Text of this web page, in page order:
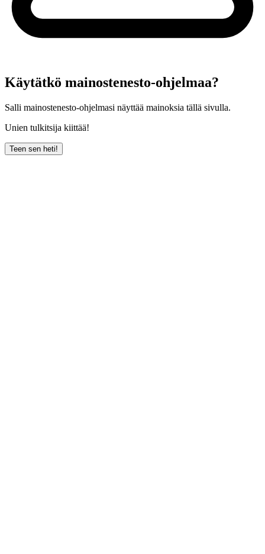
Käytätkö mainostenesto-ohjelmaa?
Salli mainostenesto-ohjelmasi näyttää mainoksia tällä sivulla.
Unien tulkitsija kiittää!
Teen sen heti!